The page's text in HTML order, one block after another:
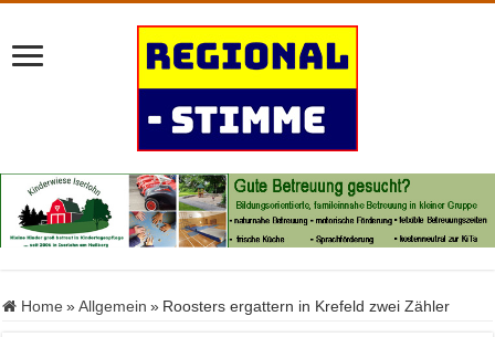
Home » Allgemein » Roosters ergattern in Krefeld zwei Zähler